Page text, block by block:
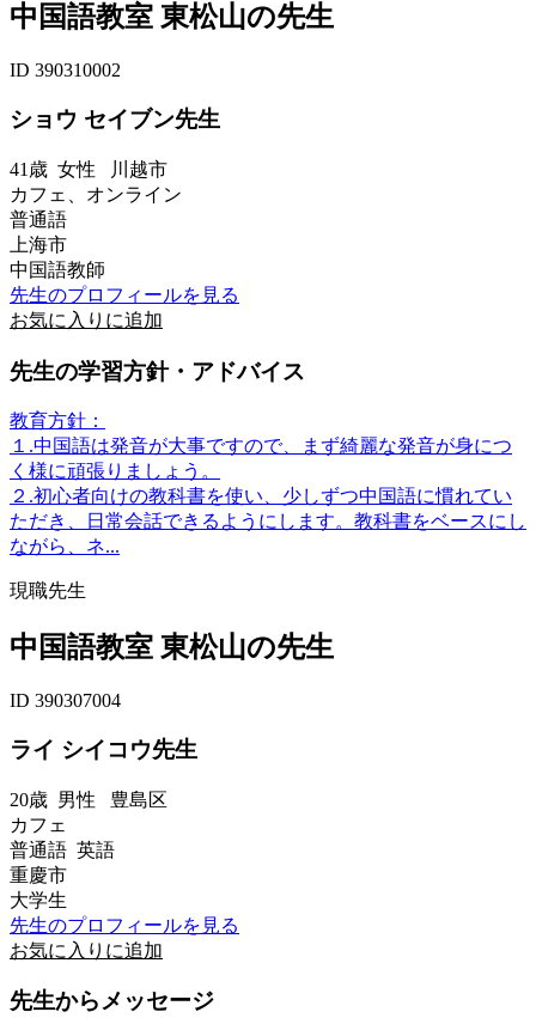
中国語教室 東松山の先生
ID 390310002
ショウ セイブン先生
41歳 女性 川越市
カフェ、オンライン
普通語
上海市
中国語教師
先生のプロフィールを見る
お気に入りに追加
先生の学習方針・アドバイス
教育方針：
１.中国語は発音が大事ですので、まず綺麗な発音が身につ
く様に頑張りましょう。
２.初心者向けの教科書を使い、少しずつ中国語に慣れてい
ただき、日常会話できるようにします。教科書をベースにし
ながら、ネ...
現職先生
中国語教室 東松山の先生
ID 390307004
ライ シイコウ先生
20歳 男性 豊島区
カフェ
普通語 英語
重慶市
大学生
先生のプロフィールを見る
お気に入りに追加
先生からメッセージ